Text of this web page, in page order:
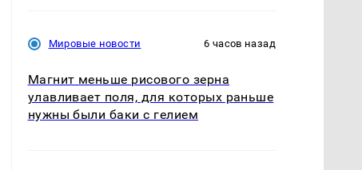
Мировые новости 6 часов назад
Магнит меньше рисового зерна
улавливает поля, для которых раньше
нужны были баки с гелием